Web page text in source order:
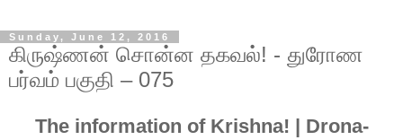
Sunday, June 12, 2016
கிருஷ்ணன் சொன்ன தகவல்! - துரோண
பர்வம் பகுதி – 075
The information of Krishna! | Drona-